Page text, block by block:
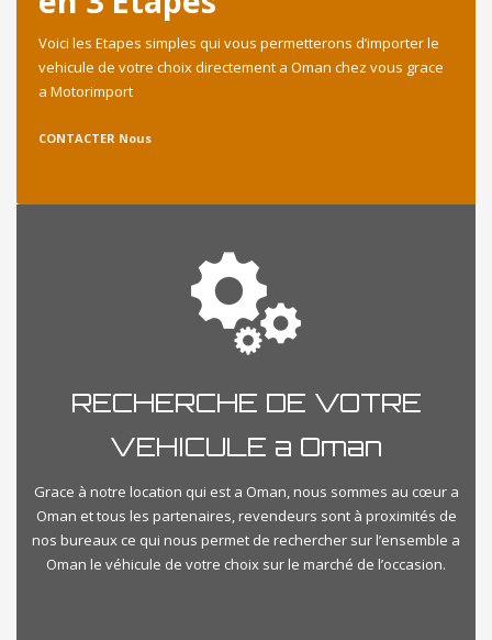
Voici les Etapes simples qui vous permetterons d’importer le
vehicule de votre choix directement a Oman chez vous grace
a Motorimport
CONTACTER Nous
RECHERCHE DE VOTRE
VEHICULE a Oman
Grace à notre location qui est a Oman, nous sommes au cœur a
Oman et tous les partenaires, revendeurs sont à proximités de
nos bureaux ce qui nous permet de rechercher sur l’ensemble a
Oman le véhicule de votre choix sur le marché de l’occasion.